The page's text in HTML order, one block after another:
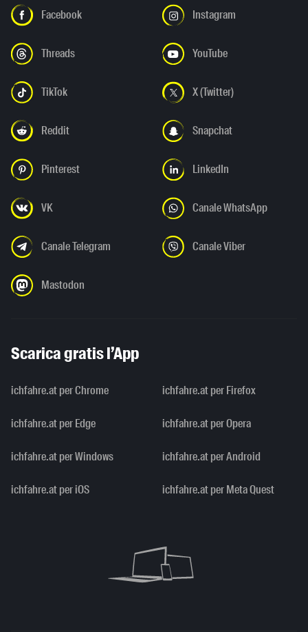
Facebook Instagram
Threads YouTube
TikTok X (Twitter)
Reddit Snapchat
Pinterest LinkedIn
VK Canale WhatsApp
Canale Telegram Canale Viber
Mastodon
Scarica gratis l’App
ichfahre.at per Chrome ichfahre.at per Firefox
ichfahre.at per Edge ichfahre.at per Opera
ichfahre.at per Windows ichfahre.at per Android
ichfahre.at per iOS ichfahre.at per Meta Quest